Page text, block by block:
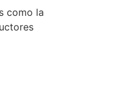
como la